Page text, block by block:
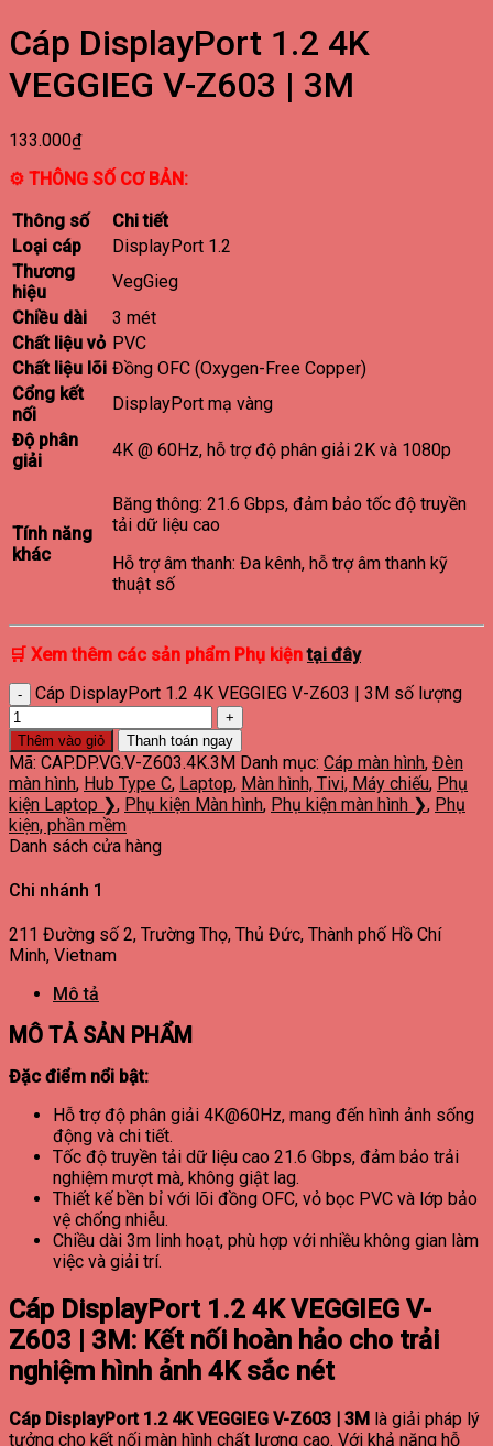
Cáp DisplayPort 1.2 4K
VEGGIEG V-Z603 | 3M
133.000₫
⚙ THÔNG SỐ CƠ BẢN:
Thông số
Chi tiết
Loại cáp
DisplayPort 1.2
Thương
hiệu
VegGieg
Chiều dài
3 mét
Chất liệu vỏ PVC
Chất liệu lõi Đồng OFC (Oxygen-Free Copper)
Cổng kết
nối
DisplayPort mạ vàng
Độ phân
giải
4K @ 60Hz, hỗ trợ độ phân giải 2K và 1080p
Tính năng
khác
Băng thông: 21.6 Gbps, đảm bảo tốc độ truyền
tải dữ liệu cao
Hỗ trợ âm thanh: Đa kênh, hỗ trợ âm thanh kỹ
thuật số
🛒 Xem thêm các sản phẩm Phụ kiệntại đây
Cáp DisplayPort 1.2 4K VEGGIEG V-Z603 | 3M số lượng
Thêm vào giỏ Thanh toán ngay
Mã: CAP.DP.VG.V-Z603.4K.3M Danh mục: Cáp màn hình, Đèn
màn hình, Hub Type C, Laptop, Màn hình, Tivi, Máy chiếu, Phụ
kiện Laptop ❯, Phụ kiện Màn hình, Phụ kiện màn hình ❯, Phụ
kiện, phần mềm
Danh sách cửa hàng
Chi nhánh 1
211 Đường số 2, Trường Thọ, Thủ Đức, Thành phố Hồ Chí
Minh, Vietnam
Mô tả
MÔ TẢ SẢN PHẨM
Đặc điểm nổi bật:
Hỗ trợ độ phân giải 4K@60Hz, mang đến hình ảnh sống
động và chi tiết.
Tốc độ truyền tải dữ liệu cao 21.6 Gbps, đảm bảo trải
nghiệm mượt mà, không giật lag.
Thiết kế bền bỉ với lõi đồng OFC, vỏ bọc PVC và lớp bảo
vệ chống nhiễu.
Chiều dài 3m linh hoạt, phù hợp với nhiều không gian làm
việc và giải trí.
Cáp DisplayPort 1.2 4K VEGGIEG V-
Z603 | 3M: Kết nối hoàn hảo cho trải
nghiệm hình ảnh 4K sắc nét
Cáp DisplayPort 1.2 4K VEGGIEG V-Z603 | 3M là giải pháp lý
tưởng cho kết nối màn hình chất lượng cao. Với khả năng hỗ